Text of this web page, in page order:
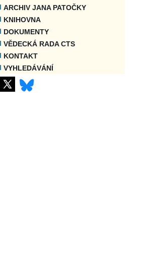
ARCHIV JANA PATOČKY
KNIHOVNA
DOKUMENTY
VĚDECKÁ RADA CTS
KONTAKT
VYHLEDÁVÁNÍ